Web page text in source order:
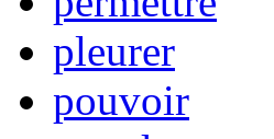
pleurer
pouvoir